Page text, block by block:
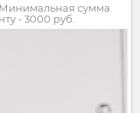
сумма
- 3000 руб.